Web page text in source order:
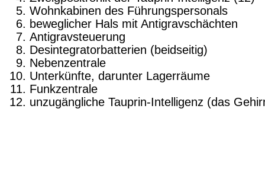
Wohnkabinen des Führungspersonals
beweglicher Hals mit Antigravschächten
Antigravsteuerung
Desintegratorbatterien (beidseitig)
Nebenzentrale
Unterkünfte, darunter Lagerräume
Funkzentrale
unzugängliche Tauprin-Intelligenz (das